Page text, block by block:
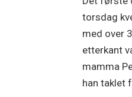
torsdag
med over
etterkant
mamma
han taklet